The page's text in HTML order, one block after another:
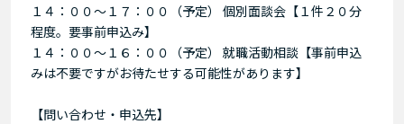
１４：００～１７：００（予定） 個別面談会【１件２０分
程度。要事前申込み】
１４：００～１６：００（予定） 就職活動相談【事前申込
みは不要ですがお待たせする可能性があります】
【問い合わせ・申込先】